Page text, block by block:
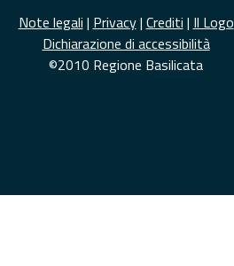
Note legali | Privacy| Crediti | Il Logo
Dichiarazione di accessibilità
©2010 Regione Basilicata